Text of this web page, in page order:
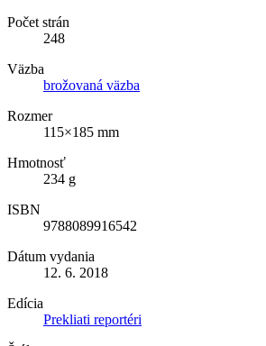
Počet strán
248
Väzba
brožovaná väzba
Rozmer
115×185 mm
Hmotnosť
234 g
ISBN
9788089916542
Dátum vydania
12. 6. 2018
Edícia
Prekliati reportéri